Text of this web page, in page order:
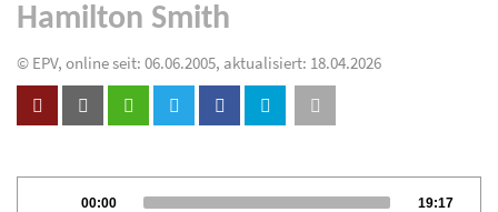
Hamilton Smith
© EPV, online seit: 06.06.2005, aktualisiert: 18.04.2026
Current
00:00 Total
19:17